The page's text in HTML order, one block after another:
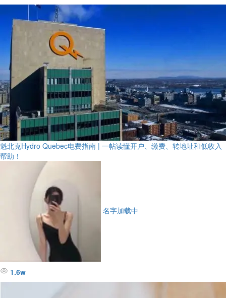
魁北克Hydro Quebec电费指南 | 一帖读懂开户、缴费、转地址和低收入
帮助！
名字加载中
1.6w